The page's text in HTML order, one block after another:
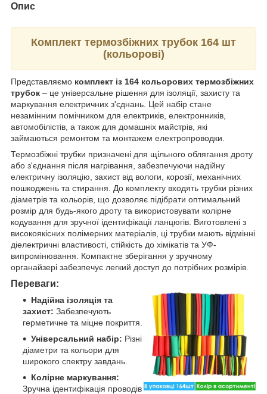
Опис
Комплект термозбіжних трубок 164 шт
(кольорові)
Представляємо комплект із 164 кольорових термозбіжних
трубок – це універсальне рішення для ізоляції, захисту та
маркування електричних з'єднань. Цей набір стане
незамінним помічником для електриків, електронників,
автомобілістів, а також для домашніх майстрів, які
займаються ремонтом та монтажем електропроводки.
Термозбіжні трубки призначені для щільного облягання дроту
або з'єднання після нагрівання, забезпечуючи надійну
електричну ізоляцію, захист від вологи, корозії, механічних
пошкоджень та стирання. До комплекту входять трубки різних
діаметрів та кольорів, що дозволяє підібрати оптимальний
розмір для будь-якого дроту та використовувати колірне
кодування для зручної ідентифікації ланцюгів. Виготовлені з
високоякісних полімерних матеріалів, ці трубки мають відмінні
діелектричні властивості, стійкість до хімікатів та УФ-
випромінювання. Компактне зберігання у зручному
органайзері забезпечує легкий доступ до потрібних розмірів.
Переваги:
Надійна ізоляція та
захист: Забезпечують
герметичне та міцне покриття.
Універсальний набір: Різні
діаметри та кольори для
широкого спектру завдань.
Колірне маркування:
Зручна ідентифікація проводів